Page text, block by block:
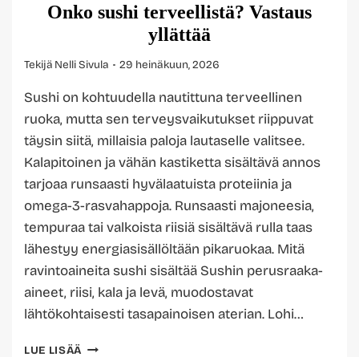
Onko sushi terveellistä? Vastaus
yllättää
Tekijä Nelli Sivula 29 heinäkuun, 2026
Sushi on kohtuudella nautittuna terveellinen
ruoka, mutta sen terveysvaikutukset riippuvat
täysin siitä, millaisia paloja lautaselle valitsee.
Kalapitoinen ja vähän kastiketta sisältävä annos
tarjoaa runsaasti hyvälaatuista proteiinia ja
omega-3-rasvahappoja. Runsaasti majoneesia,
tempuraa tai valkoista riisiä sisältävä rulla taas
lähestyy energiasisällöltään pikaruokaa. Mitä
ravintoaineita sushi sisältää Sushin perusraaka-
aineet, riisi, kala ja levä, muodostavat
lähtökohtaisesti tasapainoisen aterian. Lohi…
LUE LISÄÄ ONKO